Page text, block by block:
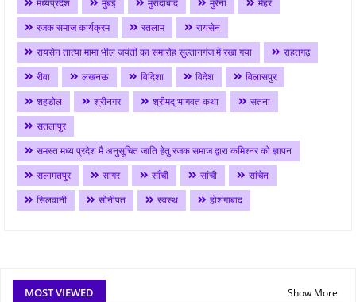
रजक समाज कार्यक्रम
रतलाम
रायसेन
रायसेन तात्या मामा भील जयंती का समारोह सुल्तानगंज में रखा गया
राहतगढ़
रीवा
लखनऊ विदिशा विदेश
विलासपुर
शहडोल
श्रीनगर श्रीमद् भागवत कथा
सतना
सतलापुर
समस्त मध्य प्रदेश मै अनुसूचित जाति हेतु रजक समाज द्वारा कमिश्नर को ज्ञापन
सलामतपुर
सागर साँची सांची
सांचेत
सिलवानी
सोनीपत स्वस्थ होशंगाबाद
MOST VIEWED Show More